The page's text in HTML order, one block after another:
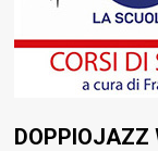
DOPPIOJAZZ